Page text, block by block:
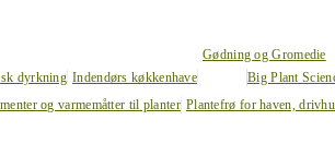
dyrkning Indendørs køkkenhave
Gødning og Gromedie
Big Plant
og varmemåtter til planter Plantefrø for haven,